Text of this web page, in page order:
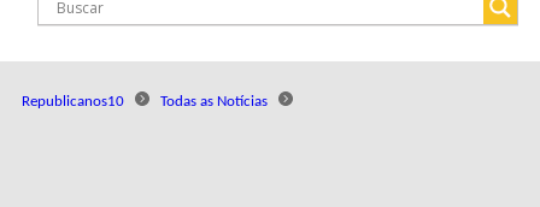
Republicanos10 Todas as Notícias